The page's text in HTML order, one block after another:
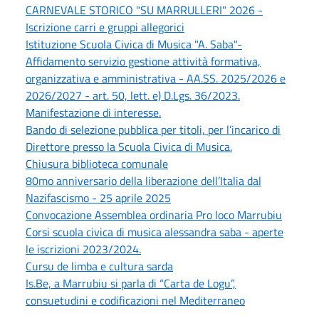
CARNEVALE STORICO "SU MARRULLERI" 2026 -
Iscrizione carri e gruppi allegorici
Istituzione Scuola Civica di Musica "A. Saba"-
Affidamento servizio gestione attività formativa,
organizzativa e amministrativa - AA.SS. 2025/2026 e
2026/2027 - art. 50, lett. e) D.Lgs. 36/2023.
Manifestazione di interesse.
Bando di selezione pubblica per titoli, per l’incarico di
Direttore presso la Scuola Civica di Musica.
Chiusura biblioteca comunale
80mo anniversario della liberazione dell’Italia dal
Nazifascismo - 25 aprile 2025
Convocazione Assemblea ordinaria Pro loco Marrubiu
Corsi scuola civica di musica alessandra saba - aperte
le iscrizioni 2023/2024.
Cursu de limba e cultura sarda
Is.Be, a Marrubiu si parla di “Carta de Logu”,
consuetudini e codificazioni nel Mediterraneo